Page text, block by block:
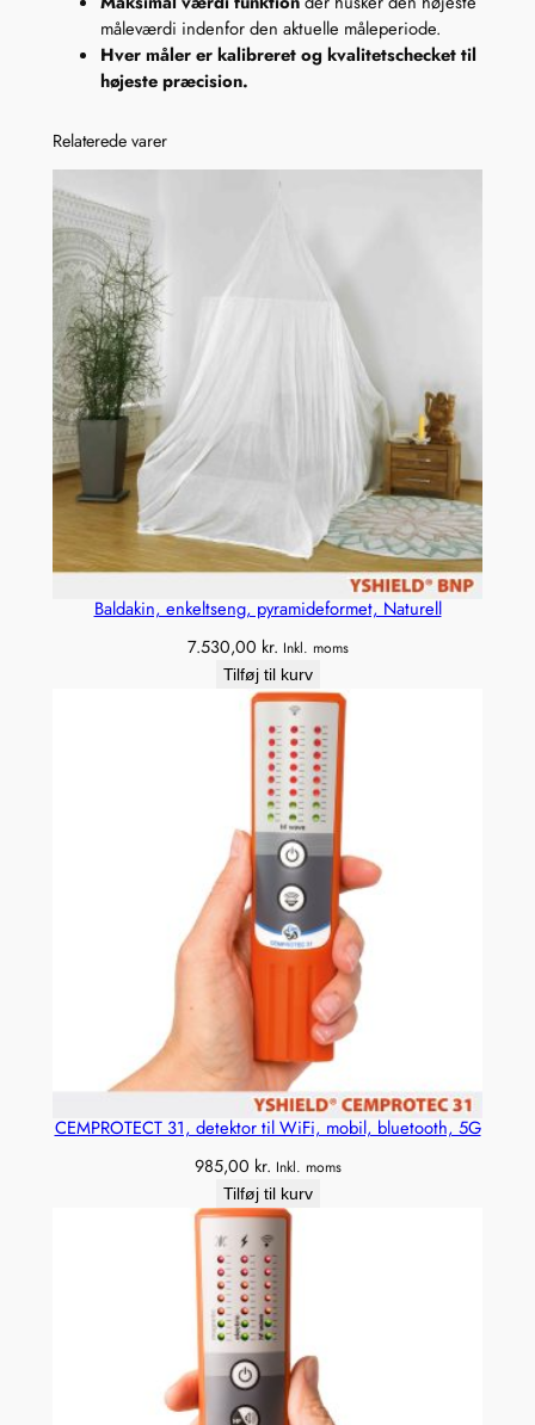
a
n
a
l
måleværdi indenfor den aktuelle måleperiode.
Hver måler er kalibreret og kvalitetschecket til
højeste præcision.
Relaterede varer
Baldakin, enkeltseng, pyramideformet, Naturell
7.530,00 kr. Inkl. moms
Tilføj til kurv
CEMPROTECT 31, detektor til WiFi, mobil, bluetooth, 5G
985,00 kr. Inkl. moms
Tilføj til kurv